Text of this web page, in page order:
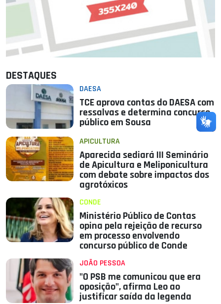
DESTAQUES
DAESA
TCE aprova contas do DAESA com
ressalvas e determina concurso
público em Sousa
APICULTURA
Aparecida sediará III Seminário
de Apicultura e Meliponicultura
com debate sobre impactos dos
agrotóxicos
CONDE
Ministério Público de Contas
opina pela rejeição de recurso
em processo envolvendo
concurso público de Conde
JOÃO PESSOA
"O PSB me comunicou que era
oposição", afirma Leo ao
justificar saída da legenda